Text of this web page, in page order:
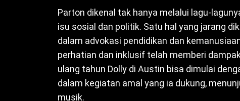
Parton dikenal tak hanya melalui lagu-
isu sosial dan politik. Satu hal yang jarang
dalam advokasi pendidikan dan
perhatian dan inklusif telah memberi
ulang tahun Dolly di Austin bisa dimulai
dalam kegiatan amal yang ia dukung,
musik.